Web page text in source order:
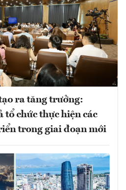
ra tăng trưởng:
tổ chức thực hiện các
trong giai đoạn mới